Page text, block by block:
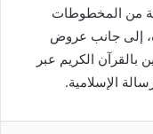
من المخطوطات
إلى جانب عروض
بالقرآن الكريم عبر
الإسلامية.